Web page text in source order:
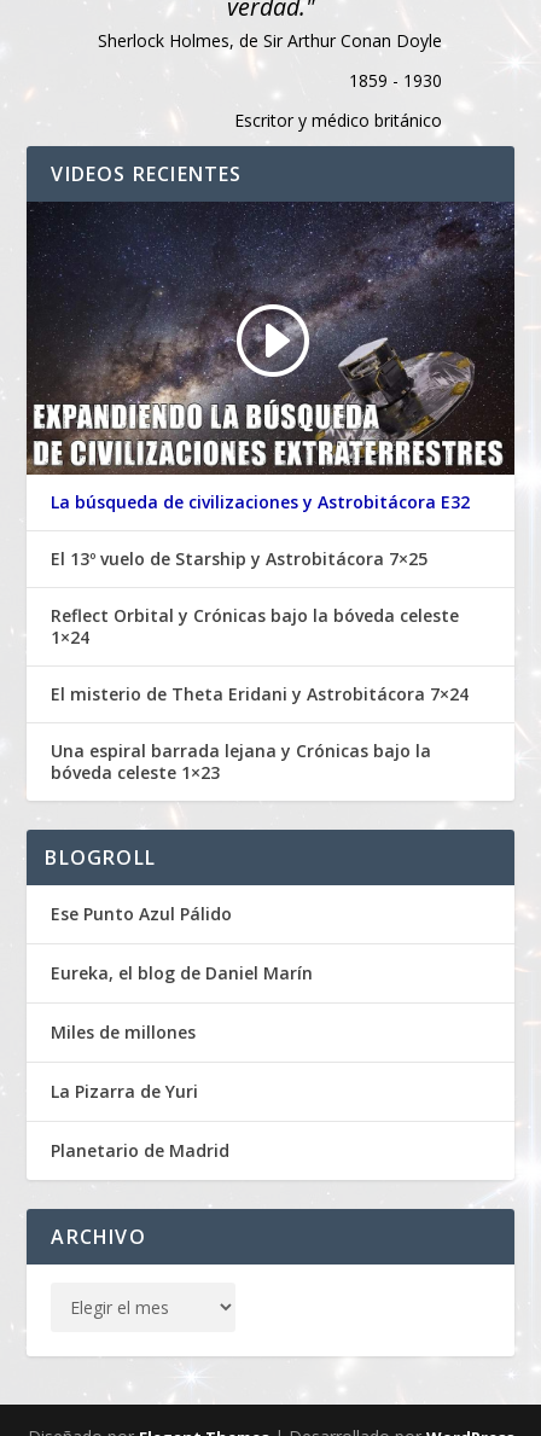
Sherlock Holmes, de Sir Arthur Conan Doyle
1859 - 1930
Escritor y médico británico
VIDEOS RECIENTES
La búsqueda de civilizaciones y Astrobitácora E32
El 13º vuelo de Starship y Astrobitácora 7×25
Reflect Orbital y Crónicas bajo la bóveda celeste
1×24
El misterio de Theta Eridani y Astrobitácora 7×24
Una espiral barrada lejana y Crónicas bajo la
bóveda celeste 1×23
BLOGROLL
Ese Punto Azul Pálido
Eureka, el blog de Daniel Marín
Miles de millones
La Pizarra de Yuri
Planetario de Madrid
ARCHIVO